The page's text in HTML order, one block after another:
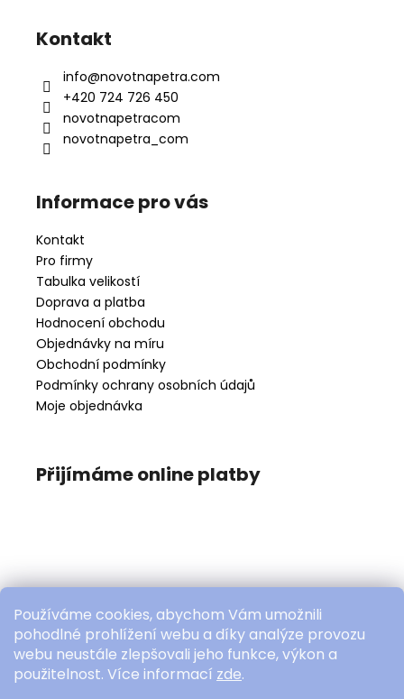
Používáme cookies, abychom Vám umožnili
pohodlné prohlížení webu a díky analýze provozu
webu neustále zlepšovali jeho funkce, výkon a
použitelnost. Více informací zde.
Kontakt
info@novotnapetra.com
+420 724 726 450
novotnapetracom
novotnapetra_com
Informace pro vás
Kontakt
Pro firmy
Tabulka velikostí
Doprava a platba
Hodnocení obchodu
Objednávky na míru
Obchodní podmínky
Podmínky ochrany osobních údajů
Moje objednávka
Přijímáme online platby